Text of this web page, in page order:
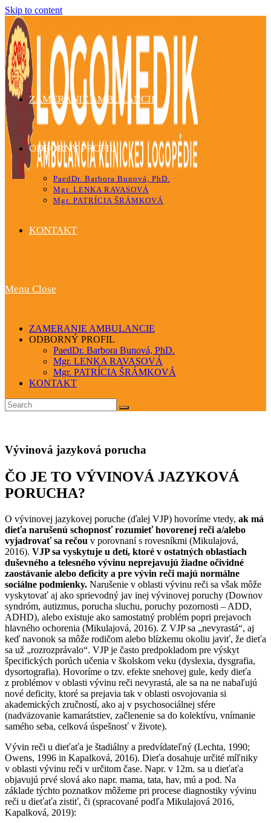
Skip to content
ZAMERANIE AMBULANCIE
ODBORNÝ PROFIL
PaedDr. Barbora Bunová, PhD.
Mgr. LENKA RAVASOVÁ
Mgr. PATRÍCIA ŠRÁMKOVÁ
KONTAKT
Menu Close
ZAMERANIE AMBULANCIE
ODBORNÝ PROFIL
PaedDr. Barbora Bunová, PhD.
Mgr. LENKA RAVASOVÁ
Mgr. PATRÍCIA ŠRÁMKOVÁ
KONTAKT
Vývinová jazyková porucha
ČO JE TO VÝVINOVÁ JAZYKOVÁ
PORUCHA?
O vývinovej jazykovej poruche (ďalej VJP) hovoríme vtedy, ak má
dieťa narušenú schopnosť rozumieť hovorenej reči a/alebo
vyjadrovať sa rečou v porovnaní s rovesníkmi (Mikulajová,
2016). VJP sa vyskytuje u detí, ktoré v ostatných oblastiach
duševného a telesného vývinu neprejavujú žiadne očividné
zaostávanie alebo deficity a pre vývin reči majú normálne
sociálne podmienky. Narušenie v oblasti vývinu reči sa však môže
vyskytovať aj ako sprievodný jav inej vývinovej poruchy (Downov
syndróm, autizmus, porucha sluchu, poruchy pozornosti – ADD,
ADHD), alebo existuje ako samostatný problém popri prejavoch
hlavného ochorenia (Mikulajová, 2016). Z VJP sa „nevyrastá“, aj
keď navonok sa môže rodičom alebo blízkemu okoliu javiť, že dieťa
sa už „rozrozprávalo“. VJP je často predpokladom pre výskyt
špecifických porúch učenia v školskom veku (dyslexia, dysgrafia,
dysortografia). Hovoríme o tzv. efekte snehovej gule, kedy dieťa
z problémov v oblasti vývinu reči nevyrastá, ale sa na ne nabaľujú
nové deficity, ktoré sa prejavia tak v oblasti osvojovania si
akademických zručností, ako aj v psychosociálnej sfére
(nadväzovanie kamarátstiev, začlenenie sa do kolektívu, vnímanie
samého seba, celková úspešnosť v živote).
Vývin reči u dieťaťa je štadiálny a predvídateľný (Lechta, 1990;
Owens, 1996 in Kapalková, 2016). Dieťa dosahuje určité míľniky
v oblasti vývinu reči v určitom čase. Napr. v 12m. sa u dieťaťa
objavujú prvé slová ako napr. mama, tata, hav, mú a pod. Na
základe týchto poznatkov môžeme pri procese diagnostiky vývinu
reči u dieťaťa zistiť, či (spracované podľa Mikulajová 2016,
Kapalková, 2019):